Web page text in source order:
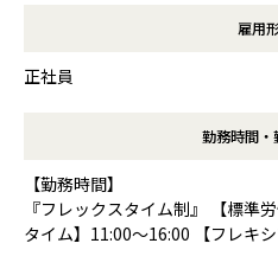
雇用
正社員
勤務時間・
【勤務時間】
『フレックスタイム制』 【標準
タイム】11:00～16:00 【フレキ